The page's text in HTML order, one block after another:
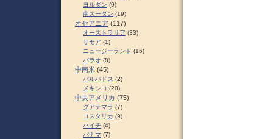
ヨルダン (9)
南スーダン (19)
オセアニア (117)
オーストラリア (33)
サモア (1)
ニュージーランド (16)
パラオ (8)
中南米 (45)
バルバドス (2)
メキシコ (20)
中央アメリカ (75)
グアテマラ (7)
コスタリカ (9)
ハイチ (4)
パナマ (7)